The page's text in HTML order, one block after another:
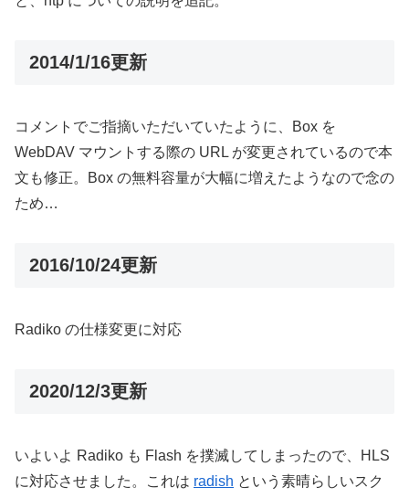
2014/1/16更新
コメントでご指摘いただいていたように、Box を
WebDAV マウントする際の URL が変更されているので本
文も修正。Box の無料容量が大幅に増えたようなので念の
ため…
2016/10/24更新
Radiko の仕様変更に対応
2020/12/3更新
いよいよ Radiko も Flash を撲滅してしまったので、HLS
に対応させました。これは radish という素晴らしいスク